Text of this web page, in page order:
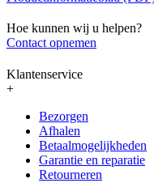
Hoe kunnen wij u helpen?
Contact opnemen
Klantenservice
+
Bezorgen
Afhalen
Betaalmogelijkheden
Garantie en reparatie
Retourneren